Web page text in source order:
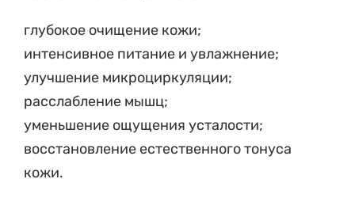
глубокое очищение кожи;
интенсивное питание и увлажнение;
улучшение микроциркуляции;
расслабление мышц;
уменьшение ощущения усталости;
восстановление естественного тонуса
кожи.